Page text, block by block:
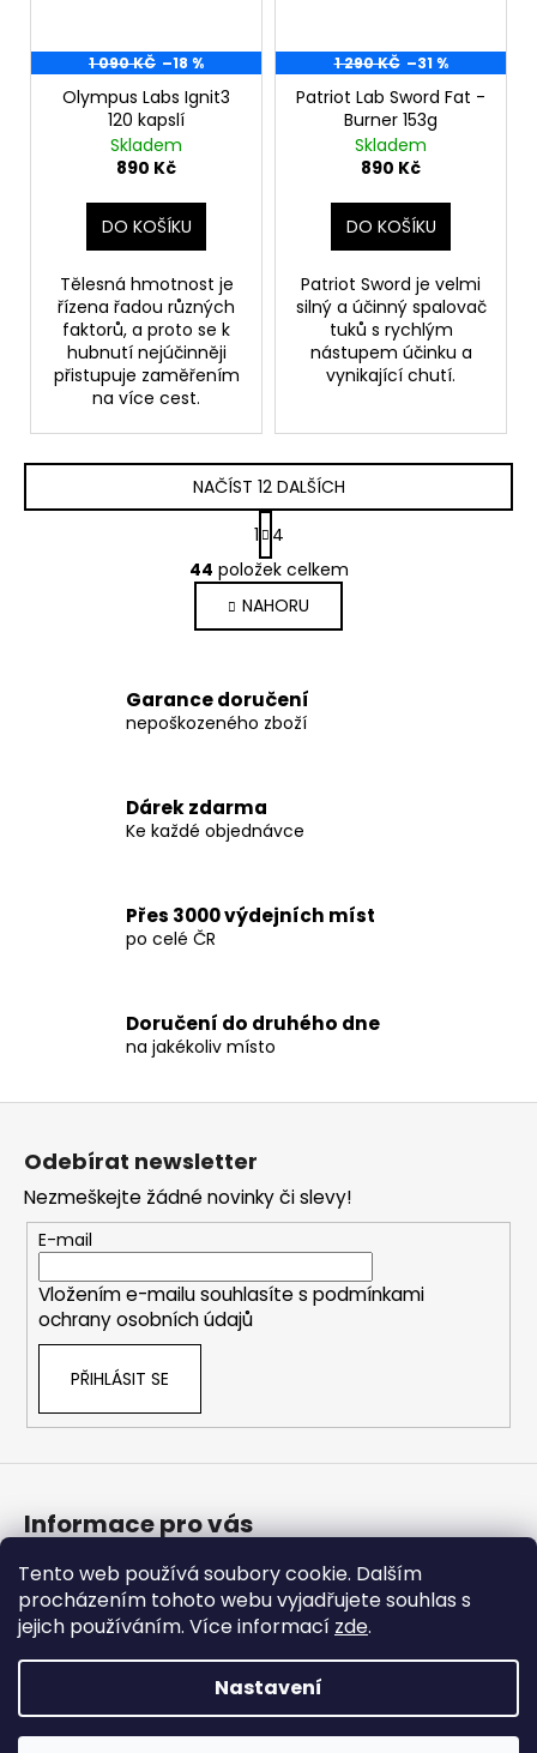
Tento web používá soubory cookie. Dalším
procházením tohoto webu vyjadřujete souhlas s
jejich používáním. Více informací zde.
Nastavení
1 090 KČ –18 %
Olympus Labs Ignit3
120 kapslí
Skladem
890 Kč
DO KOŠÍKU
Tělesná hmotnost je
řízena řadou různých
faktorů, a proto se k
hubnutí nejúčinněji
přistupuje zaměřením
na více cest.
1 290 KČ –31 %
Patriot Lab Sword Fat -
Burner 153g
Skladem
890 Kč
DO KOŠÍKU
Patriot Sword je velmi
silný a účinný spalovač
tuků s rychlým
nástupem účinku a
vynikající chutí.
O
v
l
á
a
c
v
v
ý
u
NAČÍST 12 DALŠÍCH
S
t
r
á
n
k
á
n
1
4
44 položek celkem
NAHORU
Garance doručení
nepoškozeného zboží
Dárek zdarma
Ke každé objednávce
Přes 3000 výdejních míst
po celé ČR
Doručení do druhého dne
na jakékoliv místo
Odebírat newsletter
Nezmeškejte žádné novinky či slevy!
E-mail
Vložením e-mailu souhlasíte s podmínkami
ochrany osobních údajů
PŘIHLÁSIT SE
Informace pro vás
Bonusový program
Obchodní podmínky
Podmínky ochrany osobních údajů
Copyright 2026Americké doplnky. Všechna práva